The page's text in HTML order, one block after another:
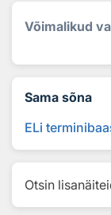
Võimalikud
Sama sõna
ELi
Otsin